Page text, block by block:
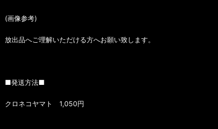
(画像参考)
放出品へご理解いただける方へお願い致します。
■発送方法■
クロネコヤマト 1,050円